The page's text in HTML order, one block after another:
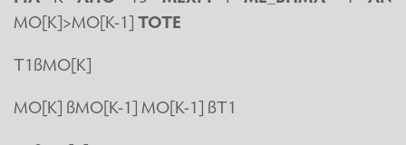
ΜΟ[Κ]>ΜΟ[Κ-1]ΤΟΤΕ
Τ1ßΜΟ[Κ]
ΜΟ[Κ] ßΜΟ[Κ-1] ΜΟ[Κ-1] ßΤ1